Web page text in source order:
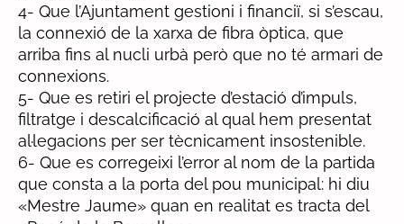
4- Que l’Ajuntament gestioni i financiï, si s’escau,
la connexió de la xarxa de fibra òptica, que
arriba fins al nucli urbà però que no té armari de
connexions.
5- Que es retiri el projecte d’estació d’impuls,
filtratge i descalcificació al qual hem presentat
al·legacions per ser tècnicament insostenible.
6- Que es corregeixi l’error al nom de la partida
que consta a la porta del pou municipal: hi diu
«Mestre Jaume» quan en realitat es tracta del